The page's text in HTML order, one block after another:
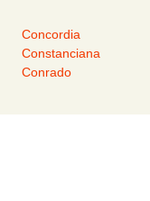
Concordia
Constanciana
Conrado